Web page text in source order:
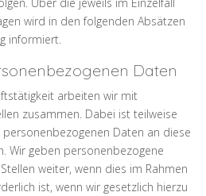
wird in den folgenden Absätzen
informiert.
Daten
arbeiten wir mit
zusammen. Dabei ist teilweise
Daten an diese
Wir geben personenbezogene
weiter, wenn dies im Rahmen
ist, wenn wir gesetzlich hierzu